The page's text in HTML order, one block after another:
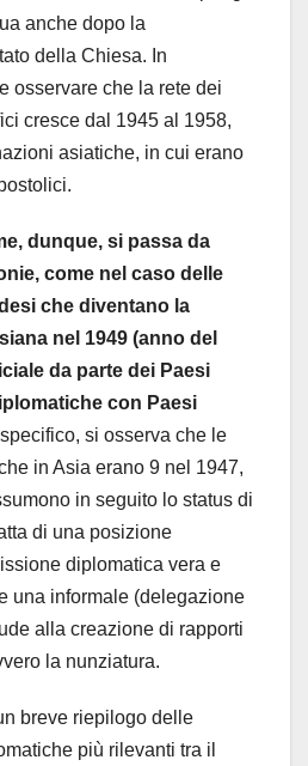
anche dopo la
della Chiesa. In
osservare che la rete dei
cresce dal 1945 al 1958,
asiatiche, in cui erano
dunque, si passa da
come nel caso delle
che diventano la
nel 1949 (anno del
da parte dei Paesi
con Paesi
si osserva che le
in Asia erano 9 nel 1947,
in seguito lo status di
di una posizione
diplomatica vera e
una informale (delegazione
alla creazione di rapporti
la nunziatura.
breve riepilogo delle
più rilevanti tra il